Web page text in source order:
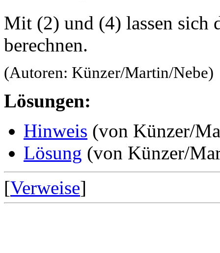
Mit (2) und (4) lassen sich
berechnen.
(Autoren: Künzer/Martin/Nebe)
Lösungen:
Hinweis (von Künzer/
Lösung (von Künzer/
[Verweise]